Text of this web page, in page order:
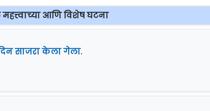
महत्त्वाच्या आणि विशेष घटना
साजरा केला गेला.